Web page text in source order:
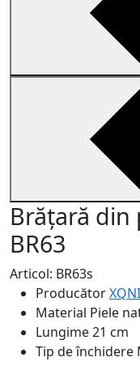
Brățară din
BR63
Articol: BR63s
ProducătorXQNI
Material Piele
Lungime21 cm
Tip de închidere